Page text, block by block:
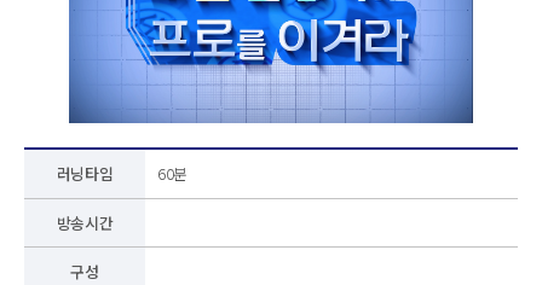
러닝타임 60분
방송시간
구성